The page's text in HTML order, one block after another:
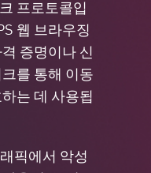
프로토콜입
웹 브라우징
증명이나 신
를 통해 이동
는 데 사용됩
픽에서 악성